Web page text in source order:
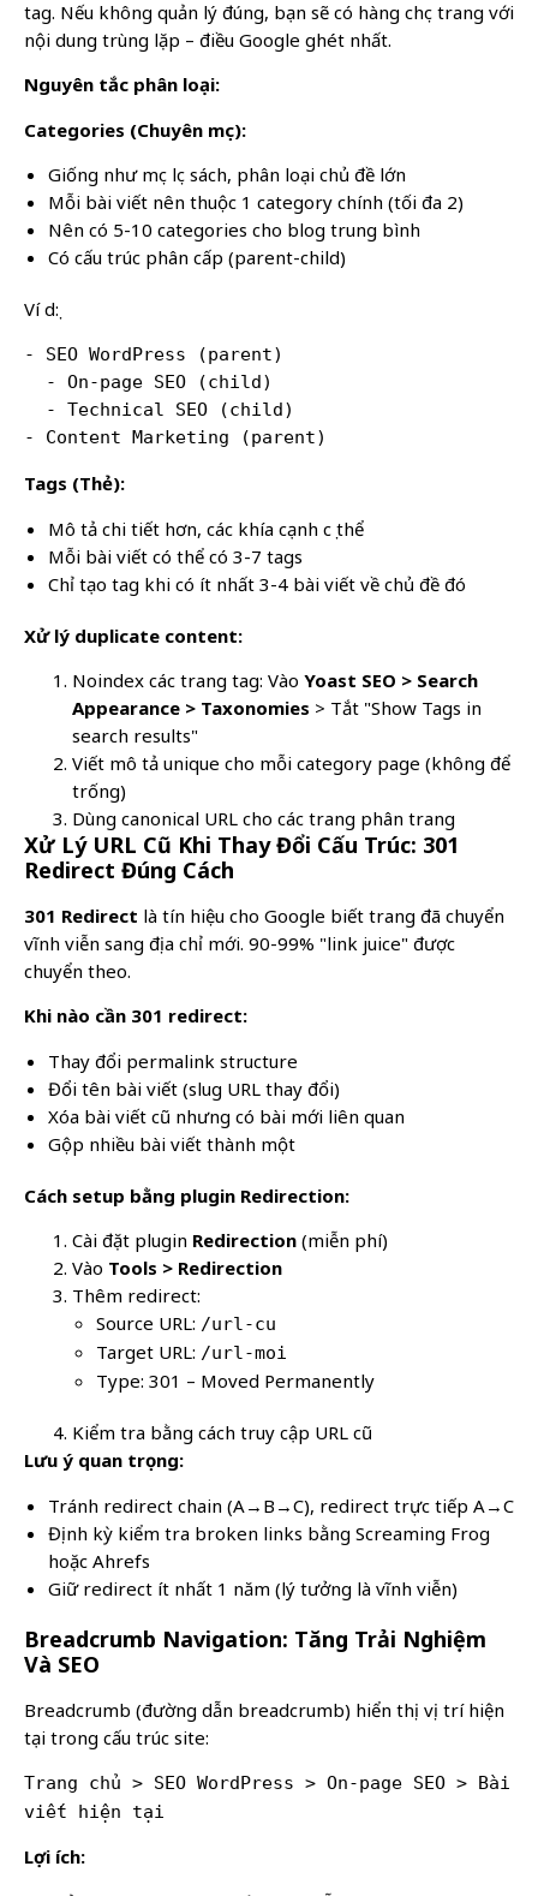
tag. Nếu không quản lý đúng, bạn sẽ có hàng chục trang với
nội dung trùng lặp – điều Google ghét nhất.
Nguyên tắc phân loại:
Categories (Chuyên mục):
Giống như mục lục sách, phân loại chủ đề lớn
Mỗi bài viết nên thuộc 1 category chính (tối đa 2)
Nên có 5-10 categories cho blog trung bình
Có cấu trúc phân cấp (parent-child)
Ví dụ:
- SEO WordPress (parent)
- Content Marketing (parent)
Tags (Thẻ):
Mô tả chi tiết hơn, các khía cạnh cụ thể
Mỗi bài viết có thể có 3-7 tags
Chỉ tạo tag khi có ít nhất 3-4 bài viết về chủ đề đó
Xử lý duplicate content:
Noindex các trang tag: Vào Yoast SEO > Search
Appearance > Taxonomies > Tắt "Show Tags in
search results"
Viết mô tả unique cho mỗi category page (không để
trống)
Dùng canonical URL cho các trang phân trang
Xử Lý URL Cũ Khi Thay Đổi Cấu Trúc: 301
Redirect Đúng Cách
301 Redirect là tín hiệu cho Google biết trang đã chuyển
vĩnh viễn sang địa chỉ mới. 90-99% "link juice" được
chuyển theo.
Khi nào cần 301 redirect:
Thay đổi permalink structure
Đổi tên bài viết (slug URL thay đổi)
Xóa bài viết cũ nhưng có bài mới liên quan
Gộp nhiều bài viết thành một
Cách setup bằng plugin Redirection:
Cài đặt plugin Redirection (miễn phí)
Vào Tools > Redirection
Thêm redirect:
Source URL: /url-cu
Target URL: /url-moi
Type: 301 – Moved Permanently
Kiểm tra bằng cách truy cập URL cũ
Lưu ý quan trọng:
Tránh redirect chain (A→B→C), redirect trực tiếp A→C
Định kỳ kiểm tra broken links bằng Screaming Frog
hoặc Ahrefs
Giữ redirect ít nhất 1 năm (lý tưởng là vĩnh viễn)
Breadcrumb Navigation: Tăng Trải Nghiệm
Và SEO
Breadcrumb (đường dẫn breadcrumb) hiển thị vị trí hiện
tại trong cấu trúc site:
Trang chủ > SEO WordPress > On-page SEO > Bài
viết hiện tại
Lợi ích: